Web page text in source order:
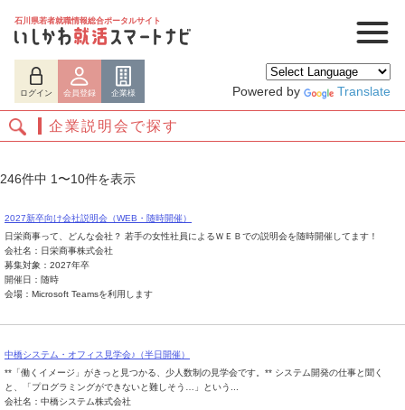
石川県若者就職情報総合ポータルサイト
ログイン 会員登録 企業様 Powered by Translate
企業説明会で探す
246件中 1〜10件を表示
2027新卒向け会社説明会（WEB・随時開催）
日栄商事って、どんな会社？ 若手の女性社員によるＷＥＢでの説明会を随時開催してます！
会社名：日栄商事株式会社
募集対象：2027年卒
開催日：随時
会場：Microsoft Teamsを利用します
中橋システム・オフィス見学会♪（半日開催）
**「働くイメージ」がきっと見つかる、少人数制の見学会です。** システム開発の仕事と聞く
と、「プログラミングができないと難しそう…」という...
会社名：中橋システム株式会社